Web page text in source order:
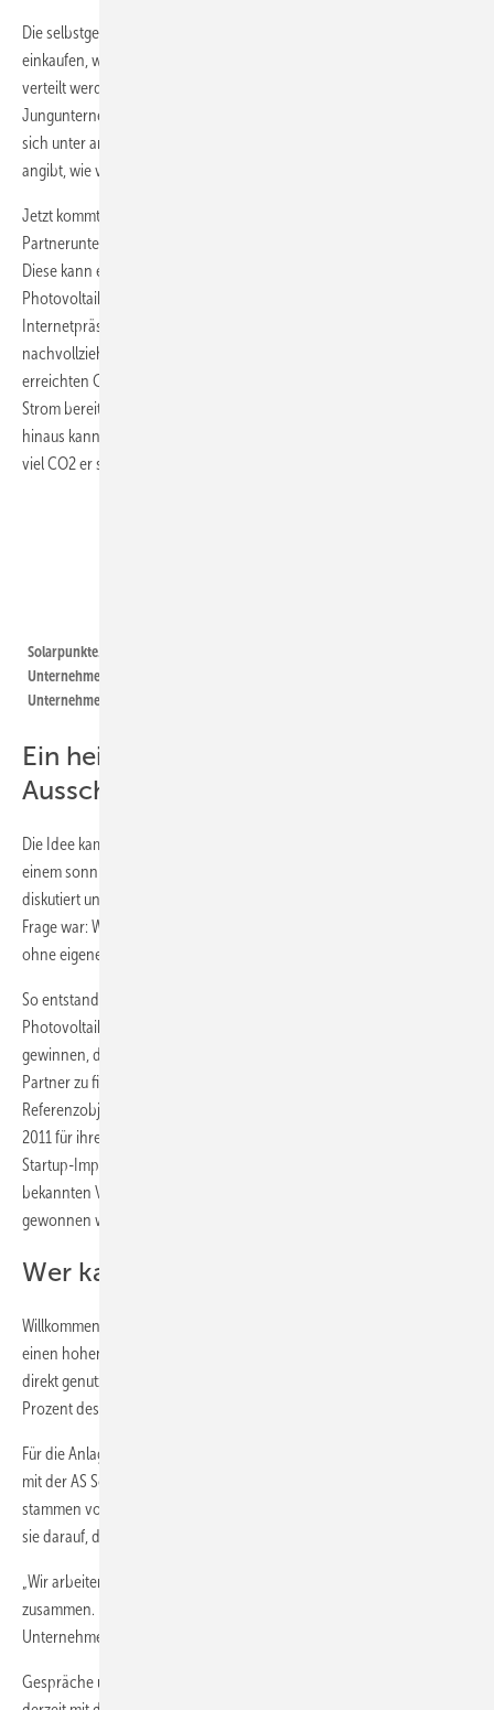
Die selbstgewählte Menge an Solarpunkten, die die Unternehmen
einkaufen, wird über ihre Produkte verteilt. Wie genau die Punkte
verteilt werden, ist aber noch nicht abschließend geregelt. Die
Jungunternehmer sehen da aber viele Möglichkeiten. So können sie
sich unter anderem ein Solarpunkte-Logo vorstellen, das genau
angibt, wie viele Punkte mit dem jeweiligen Produkt erworben werden.
Jetzt kommt der Verbraucher ins Spiel. Er kauft die Produkte der
Partnerunternehmen und erhält dafür Solarpunkte gutgeschrieben.
Diese kann er unter Solarpunkte.de eingeben und sieht sofort, welche
Photovoltaikanlage damit rückwirkend finanziert wird. Auf der
Internetpräsenz der Solarpunkte GmbH kann der Verbraucher zudem
nachvollziehen, welche Unternehmen sich wie stark engagieren. Die
erreichten CO2-Einsparungen werden angezeigt, genauso wie viel
Strom bereits aus den Photovoltaikanlagen erzeugt wurde. Darüber
hinaus kann der Kunde seine Solarpunkte sammeln und sehen, wie
viel CO2 er selbst einspart.
Solarpunkte.Tobias Höfle | „Wir arbeiten auf keinen Fall mit schmutzigen
Unternehmen zusammen. Es wird Mindestanforderungen geben, die die
Unternehmen erfüllen müssen“, so Tobias Höfle.
Ein heißer Sommertag gab den
Ausschlag
Die Idee kam den Jungunternehmern bei einem Spaziergang an
einem sonnigen Tag in Hannover. „Wir haben über die Energiewende
diskutiert und wie cool es doch wäre, sich zu engagieren. Die zentrale
Frage war: Was kann ich überhaupt tun? Gerade als Stadtbewohner
ohne eigene Dachfläche?“, erklärt Tobias Höfle.
So entstand der Gedanke, gemeinnützige Einrichtungen mit
Photovoltaikanlagen auszustatten und dafür Unternehmen zu
gewinnen, die diese finanzieren. Am Anfang war es aber schwer,
Partner zu finden. Die meisten Unternehmen wollten ein
Referenzobjekt sehen. Und das, obwohl die Jungunternehmer bereits
2011 für ihre Idee einen Preis beim Gründungsideenwettbewerb
Startup-Impuls gewonnen haben. Erst über die Unterstützung des
bekannten Vereins Grünstrom, konnte das Vertrauen der Partner
gewonnen werden.
Wer kann mitmachen?
Willkommene Partner sind vor allem gemeinnützige Einrichtungen, die
einen hohen Stromverbrauch haben, so dass der erzeugte Strom
direkt genutzt wird. Bei dem Winnicott-Institut werden mehr als 80
Prozent des erzeugten Stroms selbst verbraucht.
Für die Anlage auf dem Winnicott-Institut haben die Jungunternehmer
mit der AS Solar GmbH zusammengearbeitet. Die verbauten Module
stammen von dem norwegischen Unternehmen REC. Ebenso achten
sie darauf, dass die Partnerunternehmen bestimmte Kriterien erfüllen.
„Wir arbeiten auf keinen Fall mit schmutzigen Unternehmen
zusammen. Es wird Mindestanforderungen geben, die die
Unternehmen erfüllen müssen“, so Tobias Höfle.
Gespräche über weitere Dachflächen für Solaranlagen werden